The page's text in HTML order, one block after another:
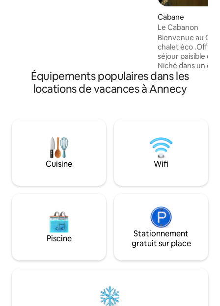
d'Annecy et le massif des Aravis.
Cabane
Le Cabanon
Bienvenue au
chalet éco
séjour paisible et
Niché dans un
vous garantit une
aucun vis-à-vis,
vous détendre
complètement .
l'extérieur, le
revêtu de bois.
Équipements populaires dans les
locations de vacances à Annecy
Cuisine Wifi
Piscine
Stationnement
gratuit sur place